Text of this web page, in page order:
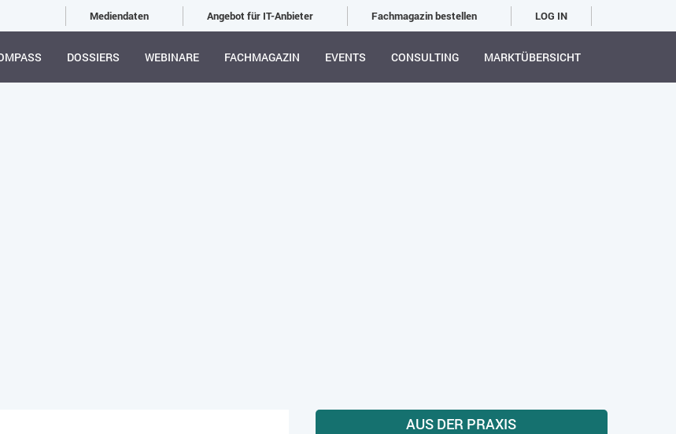
Mediendaten Angebot für IT-Anbieter Fachmagazin bestellen LOG IN
DOSSIERS WEBINARE FACHMAGAZIN EVENTS CONSULTING MARKTÜBERSICHT
AUS DER PRAXIS